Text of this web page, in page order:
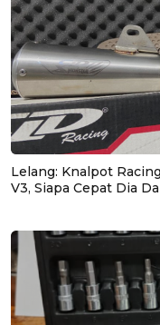
Lelang: Knalpot
V3, Siapa Cepat Dia